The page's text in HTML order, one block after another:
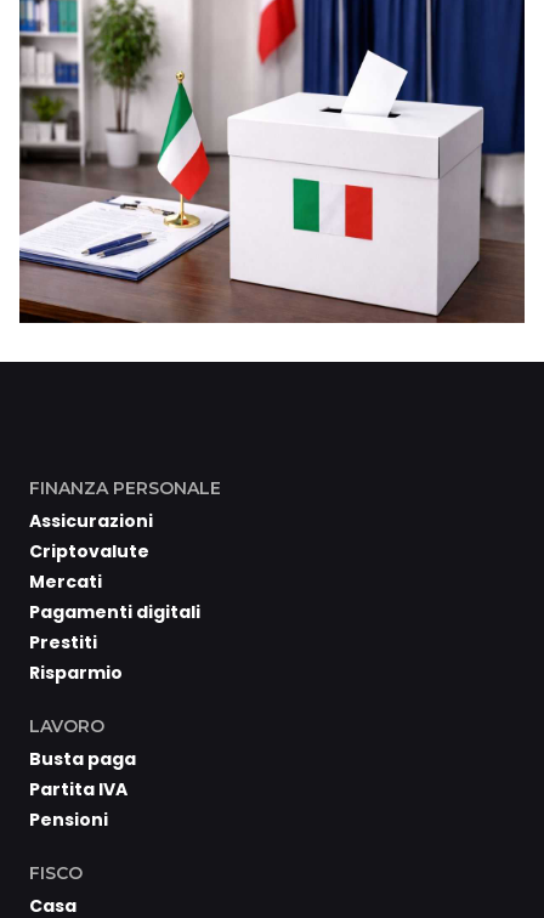
FINANZA PERSONALE
Assicurazioni
Criptovalute
Mercati
Pagamenti digitali
Prestiti
Risparmio
LAVORO
Busta paga
Partita IVA
Pensioni
FISCO
Casa